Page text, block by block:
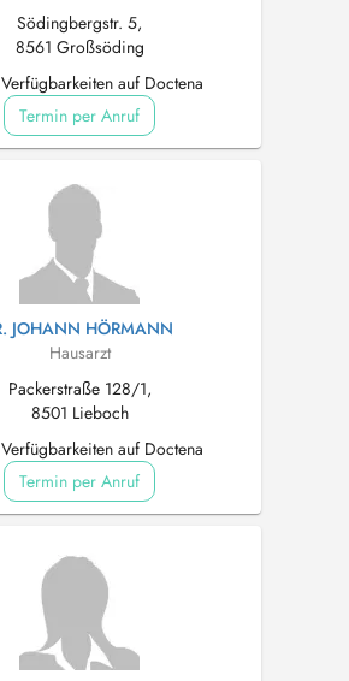
Södingbergstr. 5,
8561 Großsöding
auf Doctena
Termin per Anruf
JOHANN HÖRMANN
Hausarzt
Packerstraße 128/1,
8501 Lieboch
auf Doctena
Termin per Anruf